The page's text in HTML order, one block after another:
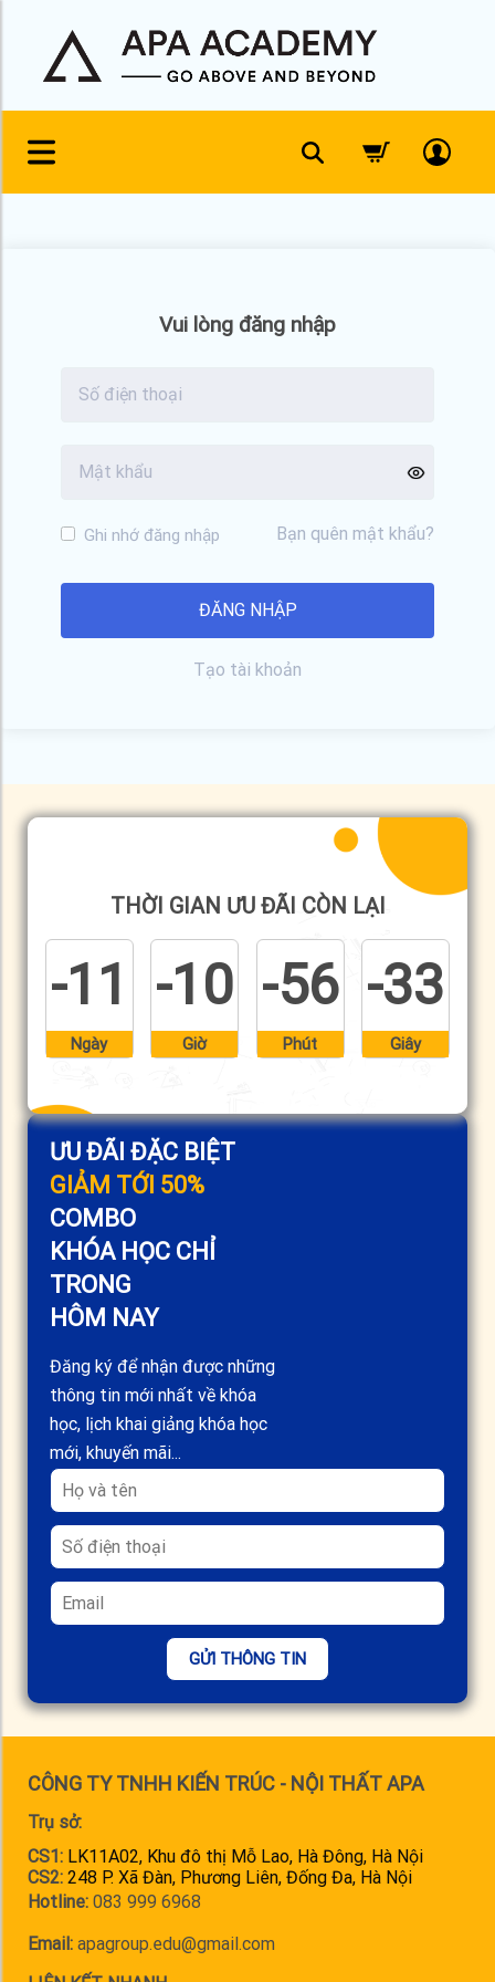
content
Vui lòng đăng nhập
Ghi nhớ đăng nhập Bạn quên mật khẩu?
Tạo tài khoản
ƯU ĐÃI ĐẶC BIỆT
GIẢM TỚI 50%
COMBO
KHÓA HỌC CHỈ
TRONG
HÔM NAY
Đăng ký để nhận được những
thông tin mới nhất về khóa
học, lịch khai giảng khóa học
mới, khuyến mãi...
GỬI THÔNG TIN
THỜI GIAN ƯU ĐÃI CÒN LẠI
-11
Ngày
-10
Giờ
-56
Phút
-33
Giây
CÔNG TY TNHH KIẾN TRÚC - NỘI THẤT APA
Trụ sở:
CS1: LK11A02, Khu đô thị Mỗ Lao, Hà Đông, Hà Nội
CS2: 248 P. Xã Đàn, Phương Liên, Đống Đa, Hà Nội
Hotline: 083 999 6968
Email: apagroup.edu@gmail.com